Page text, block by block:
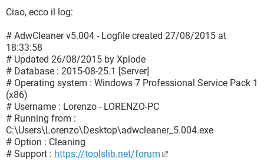
Ciao, ecco il log:
# AdwCleaner v5.004 - Logfile created 27/08/2015 at
18:33:58
# Updated 26/08/2015 by Xplode
# Database : 2015-08-25.1 [Server]
# Operating system : Windows 7 Professional Service Pack 1
(x86)
# Username : Lorenzo - LORENZO-PC
# Running from :
C:\Users\Lorenzo\Desktop\adwcleaner_5.004.exe
# Option : Cleaning
# Support : https://toolslib.net/forum